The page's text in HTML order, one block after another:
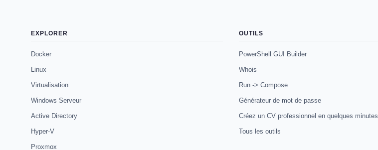
EXPLORER
Docker
Linux
Virtualisation
Windows Serveur
Active Directory
Hyper-V
Proxmox
OUTILS
PowerShell GUI Builder
Whois
Run -> Compose
Générateur de mot de passe
Créez un CV professionnel en quelques minutes
Tous les outils